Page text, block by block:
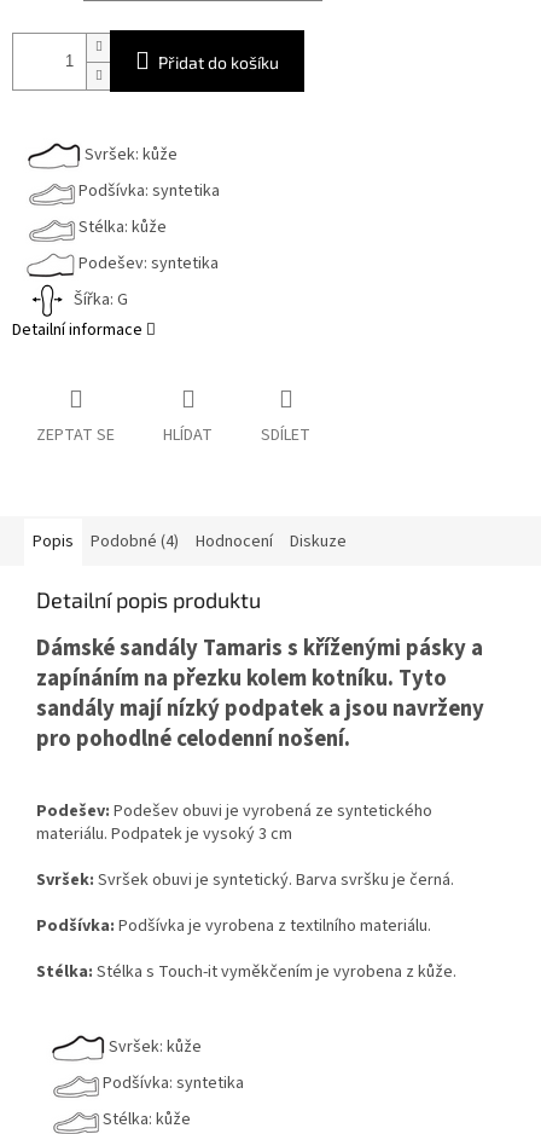
Přidat do košíku
Svršek: kůže
Podšívka: syntetika
Stélka: kůže
Podešev: syntetika
Šířka: G
Detailní informace
ZEPTAT SE HLÍDAT SDÍLET
Popis Podobné (4) Hodnocení Diskuze
Detailní popis produktu
Dámské sandály Tamariss kříženými pásky a
zapínáním na přezku kolem kotníku. Tyto
sandály mají nízký podpatek a jsou navrženy
pro pohodlné celodenní nošení.
Podešev: Podešev obuvi je vyrobená ze syntetického
materiálu. Podpatek je vysoký 3 cm
Svršek: Svršek obuvi je syntetický. Barva svršku je černá.
Podšívka: Podšívka je vyrobena z textilního materiálu.
Stélka: Stélka s Touch-it vyměkčením je vyrobena z kůže.
Svršek: kůže
Podšívka: syntetika
Stélka: kůže